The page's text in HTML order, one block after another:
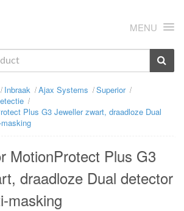
MENU
Inbraak Ajax Systems
Superior
Plus G3 Jeweller zwart, draadloze Dual
MotionProtect Plus G3
draadloze Dual detector
masking